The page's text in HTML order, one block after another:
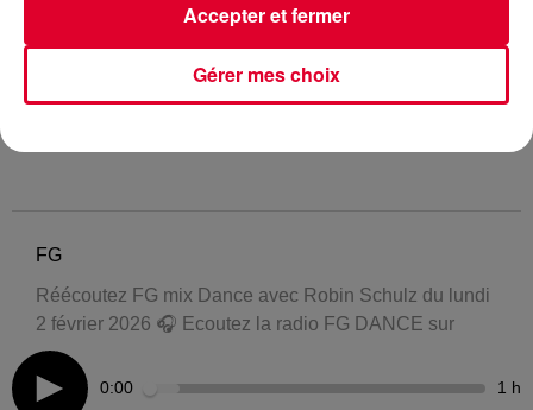
FG
Réécoutez FG mix Dance avec Robin Schulz du lundi
2 février 2026 🎧 Ecoutez la radio FG DANCE sur
0:00 1 h
Gérer mes choix
Accepter et fermer